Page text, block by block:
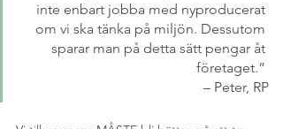
inte enbart jobba med nyproducerat
om vi ska tänka på miljön. Dessutom
sparar man på detta sätt pengar åt
företaget.”
– Peter, RP